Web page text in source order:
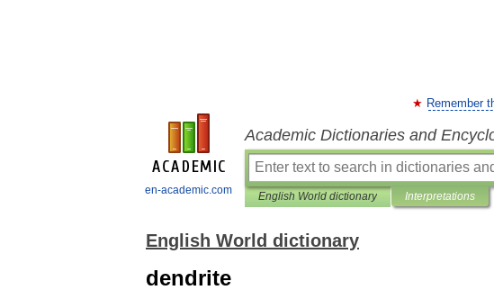
en-academic.com
Remember
Academic Dictionaries and
English World dictionary Interpretations
English World dictionary
dendrite